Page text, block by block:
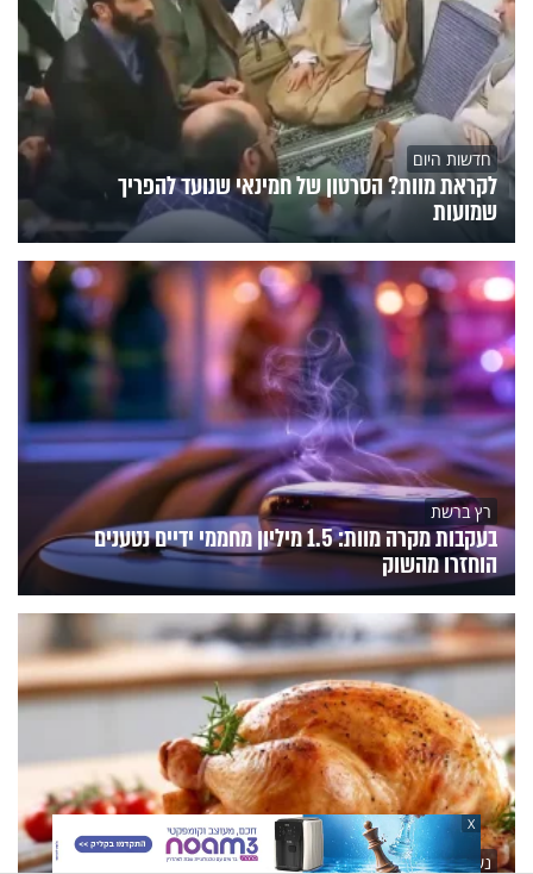
חדשות היום
לקראת מוות? הסרטון של חמינאי שנועד להפריך
שמועות
רץ ברשת
בעקבות מקרה מוות: 1.5 מיליון מחממי ידיים נטענים
הוחזרו מהשוק
נשים
X